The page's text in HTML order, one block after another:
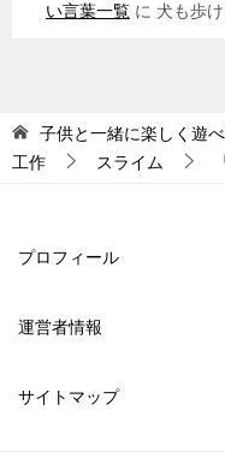
い言葉一覧 に 犬も歩
子供と一緒に楽しく遊
工作
スライム
プロフィール
運営者情報
サイトマップ